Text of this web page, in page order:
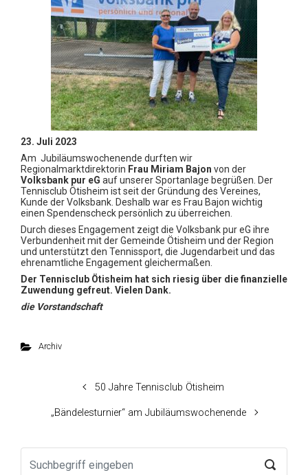
23. Juli 2023
Am Jubiläumswochenende durften wir
Regionalmarktdirektorin Frau Miriam Bajon von der
Volksbank pur eG auf unserer Sportanlage begrüßen. Der
Tennisclub Ötisheim ist seit der Gründung des Vereines,
Kunde der Volksbank. Deshalb war es Frau Bajon wichtig
einen Spendenscheck persönlich zu überreichen.
Durch dieses Engagement zeigt die Volksbank pur eG ihre
Verbundenheit mit der Gemeinde Ötisheim und der Region
und unterstützt den Tennissport, die Jugendarbeit und das
ehrenamtliche Engagement gleichermaßen.
Der Tennisclub Ötisheim hat sich riesig über die finanzielle
Zuwendung gefreut. Vielen Dank.
die Vorstandschaft
Archiv
50 Jahre Tennisclub Ötisheim
„Bändelesturnier“ am Jubiläumswochenende